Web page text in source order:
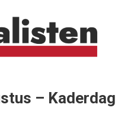
– Kaderdag